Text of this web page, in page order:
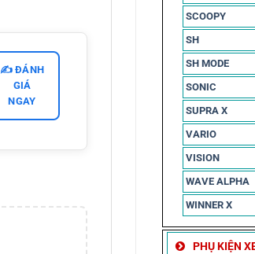
SCOOPY
SH
SH MODE
SONIC
SUPRA X
VARIO
VISION
WAVE ALPHA
WINNER X
PHỤ KIỆN
✍️ ĐÁNH
GIÁ
NGAY